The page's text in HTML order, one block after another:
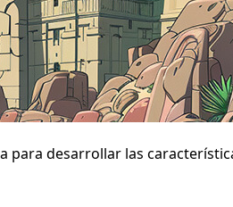
para desarrollar las